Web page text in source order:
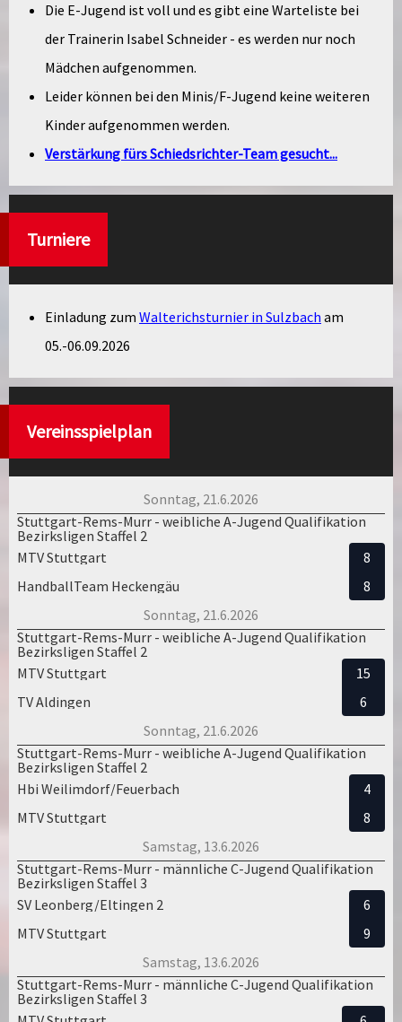
Die E-Jugend ist voll und es gibt eine Warteliste bei
der Trainerin Isabel Schneider - es werden nur noch
Mädchen aufgenommen.
Leider können bei den Minis/F-Jugend keine weiteren
Kinder aufgenommen werden.
Verstärkung fürs Schiedsrichter-Team gesucht...
Turniere
Einladung zum Walterichsturnier in Sulzbach am
05.-06.09.2026
Vereinsspielplan
Sonntag, 21.6.2026
Stuttgart-Rems-Murr - weibliche A-Jugend Qualifikation
Bezirksligen Staffel 2
MTV Stuttgart
HandballTeam Heckengäu
8
8
Sonntag, 21.6.2026
Stuttgart-Rems-Murr - weibliche A-Jugend Qualifikation
Bezirksligen Staffel 2
MTV Stuttgart
TV Aldingen
15
6
Sonntag, 21.6.2026
Stuttgart-Rems-Murr - weibliche A-Jugend Qualifikation
Bezirksligen Staffel 2
Hbi Weilimdorf/Feuerbach
MTV Stuttgart
4
8
Samstag, 13.6.2026
Stuttgart-Rems-Murr - männliche C-Jugend Qualifikation
Bezirksligen Staffel 3
SV Leonberg/Eltingen 2
MTV Stuttgart
6
9
Samstag, 13.6.2026
Stuttgart-Rems-Murr - männliche C-Jugend Qualifikation
Bezirksligen Staffel 3